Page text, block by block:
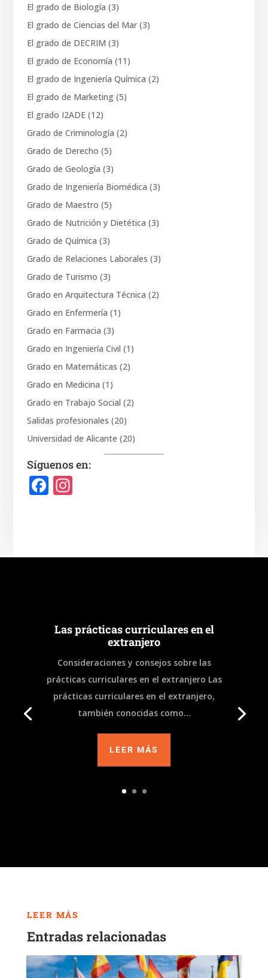
El grado de Biología (3)
El grado de Ciencias del Mar(3)
El grado de DECRIM (3)
El grado de Economía (11)
El grado de Ingeniería Química (2)
El grado de Marketing(5)
El grado I2ADE(12)
Grado de Criminología (2)
Grado de Derecho (5)
Grado de Geología (3)
Grado de Ingeniería Biomédica (3)
Grado de Maestro (5)
Grado de Nutrición y Dietética (3)
Grado de Química (3)
Grado de Relaciones Laborales (3)
Grado de Turismo (3)
Grado en Arquitectura Técnica (2)
Grado en Enfermería (1)
Grado en Farmacia (3)
Grado en Ingeniería Civil (1)
Grado en Matemáticas (2)
Grado en Medicina (1)
Grado en Trabajo Social (2)
Salidas profesionales (20)
Universidad de Alicante (20)
Síguenos en:
F
b
k
In
a
Las prácticas curriculares en el
extranjero
Consideraciones y consejos sobre las
prácticas curriculares en el extranjero Las
prácticas curriculares en el extranjero,
también conocidas como...
LEER MÁS
LEER MÁS
Entradas relacionadas